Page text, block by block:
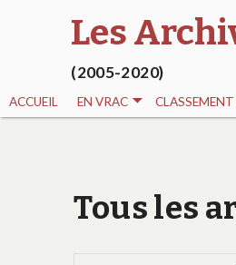
Les
(2005-2020)
ACCUEIL EN VRAC CLASSEMENT
Tous les